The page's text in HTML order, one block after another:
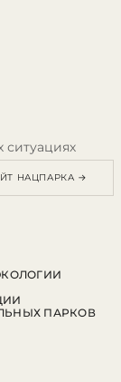
ситуациях
НАЦПАРКА →
ПАРКОВ